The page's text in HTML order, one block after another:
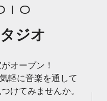
ジオ
オープン！
軽に音楽を通して
けてみませんか。